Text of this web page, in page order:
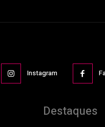
Instagram
Destaques